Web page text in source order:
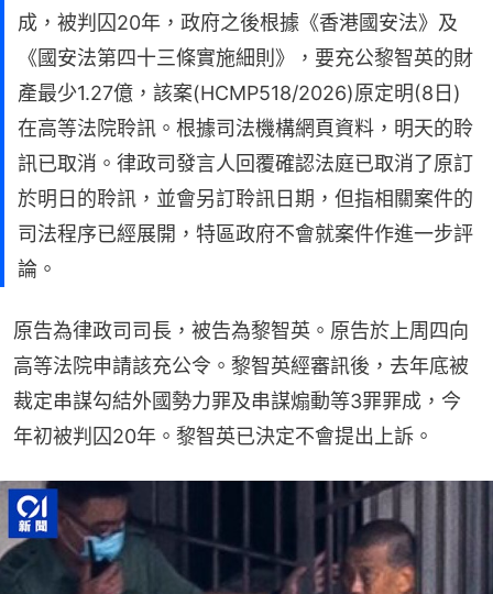
成，被判囚20年，政府之後根據《香港國安法》及
《國安法第四十三條實施細則》，要充公黎智英的財
產最少1.27億，該案(HCMP518/2026)原定明(8日)
在高等法院聆訊。根據司法機構網頁資料，明天的聆
訊已取消。律政司發言人回覆確認法庭已取消了原訂
於明日的聆訊，並會另訂聆訊日期，但指相關案件的
司法程序已經展開，特區政府不會就案件作進一步評
論。
原告為律政司司長，被告為黎智英。原告於上周四向
高等法院申請該充公令。黎智英經審訊後，去年底被
裁定串謀勾結外國勢力罪及串謀煽動等3罪罪成，今
年初被判囚20年。黎智英已決定不會提出上訴。